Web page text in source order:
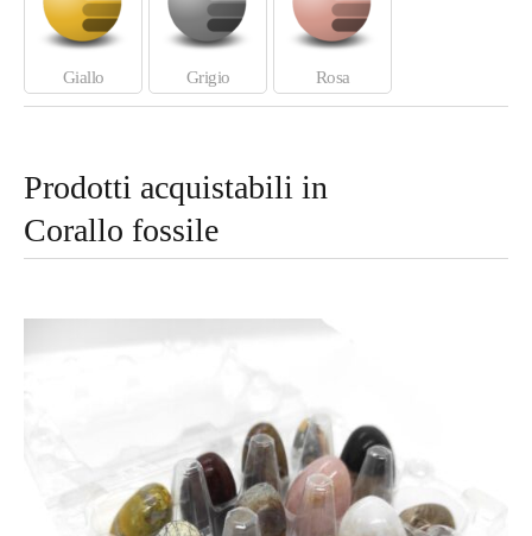
Giallo Grigio Rosa
Prodotti acquistabili in
Corallo fossile